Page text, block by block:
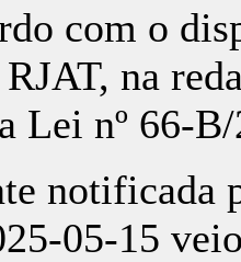
com o
na
Lei nº 66-
notificada
05-15